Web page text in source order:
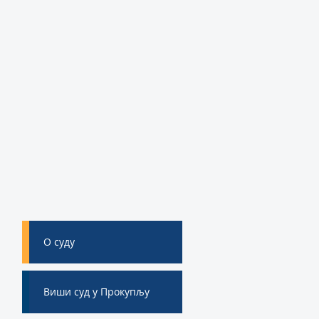
О суду
Виши суд у Прокупљу